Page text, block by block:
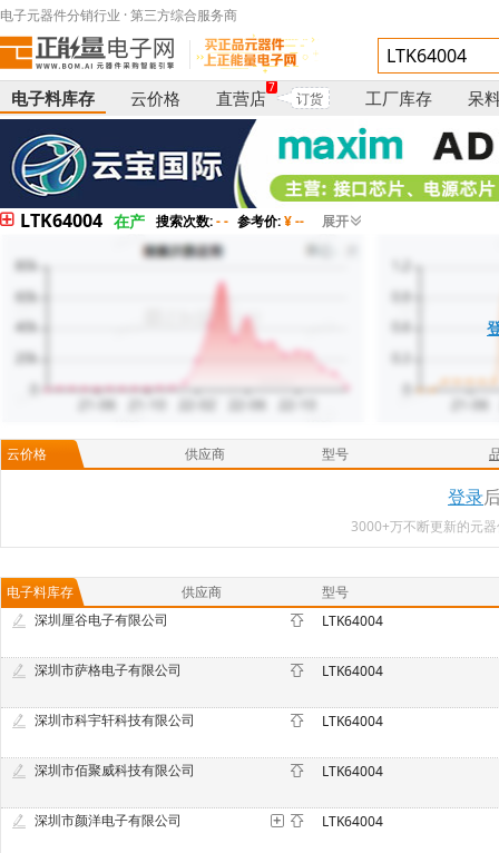
电子元器件分销行业 · 第三方综合服务商
电子料库存 云价格 直营店
7
订货 工厂库存 呆
LTK64004 在产 搜索次数:- - 参考价:¥ -- 展开
云价格 供应商 型号
登录
3000+万不断更新的元
电子料库存 供应商
型号
深圳厘谷电子有限公司
LTK64004
深圳市萨格电子有限公司 LTK64004
深圳市科宇轩科技有限公司 LTK64004
深圳市佰聚威科技有限公司 LTK64004
深圳市颜洋电子有限公司 LTK64004